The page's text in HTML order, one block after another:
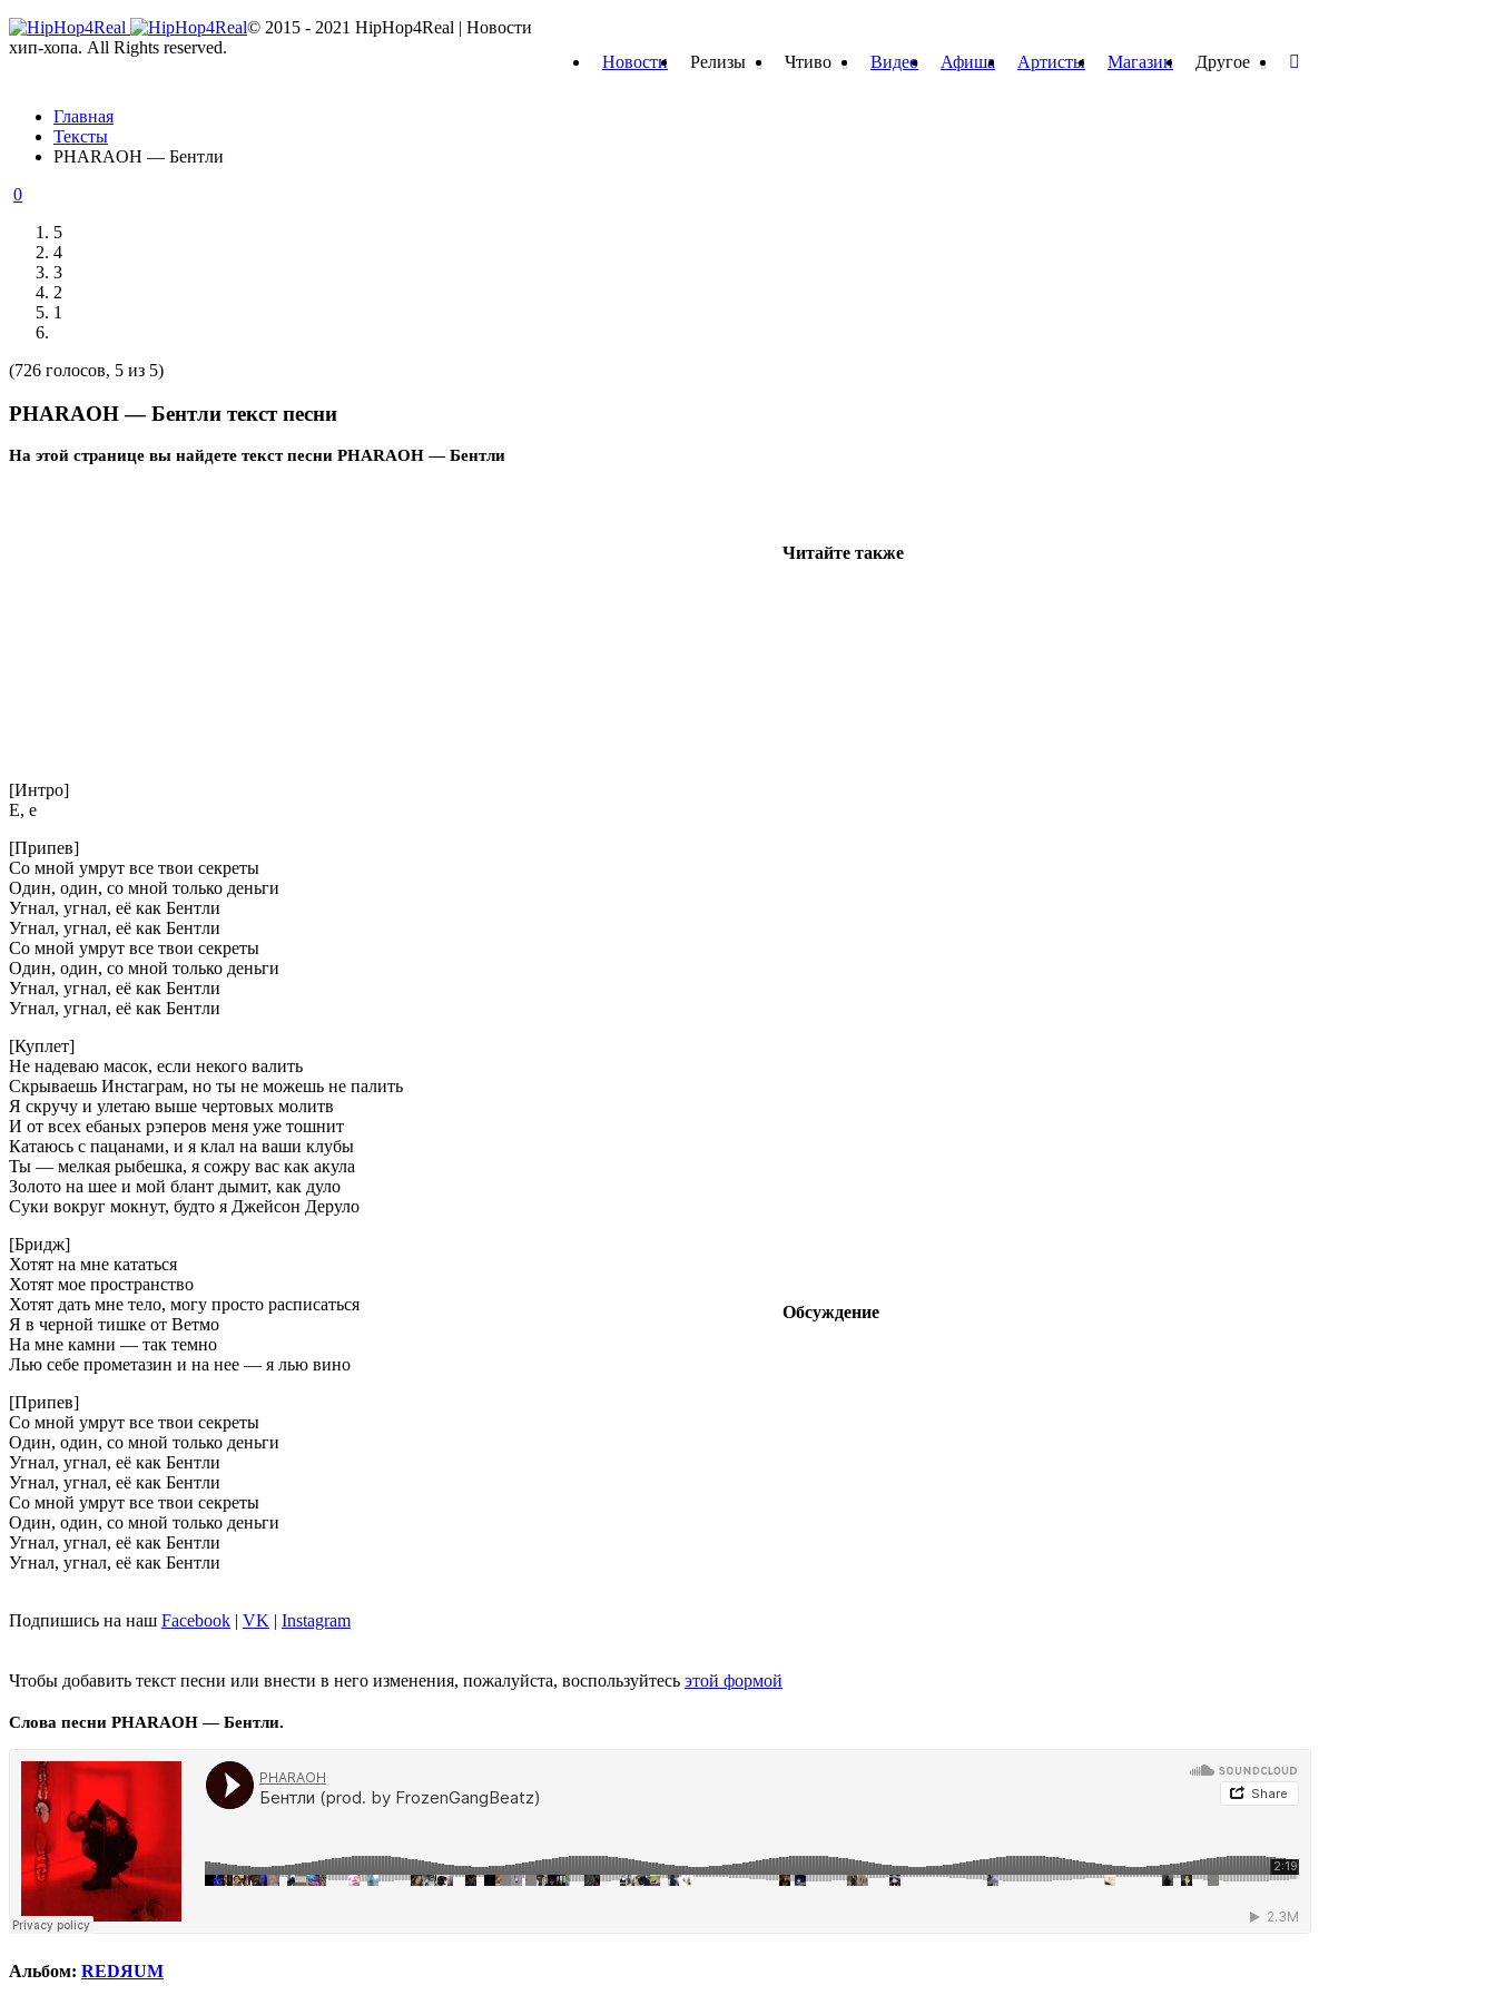
Новости Релизы Чтиво Видео Афиша Артисты Магазин Другое
Главная
Тексты
PHARAOH — Бентли
0
5
4
3
2
1
(726 голосов, 5 из 5)
PHARAOH — Бентли текст песни
На этой странице вы найдете текст песни PHARAOH — Бентли
[Интро]
Е, е
[Припев]
Со мной умрут все твои секреты
Один, один, со мной только деньги
Угнал, угнал, её как Бентли
Угнал, угнал, её как Бентли
Со мной умрут все твои секреты
Один, один, со мной только деньги
Угнал, угнал, её как Бентли
Угнал, угнал, её как Бентли
[Куплет]
Не надеваю масок, если некого валить
Скрываешь Инстаграм, но ты не можешь не палить
Я скручу и улетаю выше чертовых молитв
И от всех ебаных рэперов меня уже тошнит
Катаюсь с пацанами, и я клал на ваши клубы
Ты — мелкая рыбешка, я сожру вас как акула
Золото на шее и мой блант дымит, как дуло
Суки вокруг мокнут, будто я Джейсон Деруло
[Бридж]
Хотят на мне кататься
Хотят мое пространство
Хотят дать мне тело, могу просто расписаться
Я в черной тишке от Ветмо
На мне камни — так темно
Лью себе прометазин и на нее — я лью вино
[Припев]
Со мной умрут все твои секреты
Один, один, со мной только деньги
Угнал, угнал, её как Бентли
Угнал, угнал, её как Бентли
Со мной умрут все твои секреты
Один, один, со мной только деньги
Угнал, угнал, её как Бентли
Угнал, угнал, её как Бентли
Подпишись на наш Facebook | VK | Instagram
Чтобы добавить текст песни или внести в него изменения, пожалуйста, воспользуйтесь этой формой
Слова песни PHARAOH — Бентли.
Альбом: REDЯUM
Читайте также
Обсуждение
© 2015 - 2021 HipHop4Real | Новости
хип-хопа. All Rights reserved.